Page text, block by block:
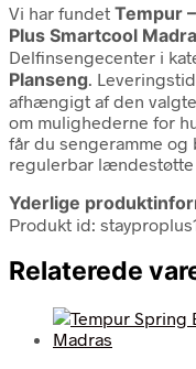
Vi har fundet Tempur
Plus Smartcool
Delfinsengecenter i
Planseng.
afhængigt af den
om mulighederne for
får du sengeramme og
regulerbar
Yderlige
Produkt id:
Relaterede